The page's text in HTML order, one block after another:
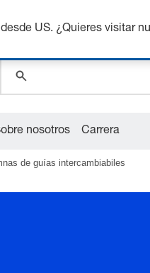
nosotros Carrera
de guías intercambiabiles
US. ¿Quieres visitar